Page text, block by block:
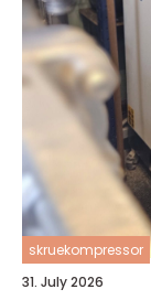
skruekompressor
31. July 2026